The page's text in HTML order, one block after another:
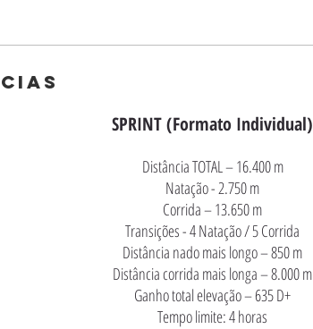
SPRINT (Formato Individual)
Distância TOTAL – 16.400 m
Natação - 2.750 m
Corrida – 13.650 m
Transições - 4 Natação / 5 Corrida
Distância nado mais longo – 850 m
Distância corrida mais longa – 8.000 m
Ganho total elevação – 635 D+
Tempo limite: 4 horas